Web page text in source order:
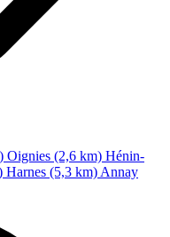
Oignies (2,6 km) Hénin-
Harnes (5,3 km) Annay